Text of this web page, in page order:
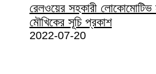
রেলওয়ের সহকারী লোকোমোটিভ
মৌখিকের সূচি প্রকাশ
2022-07-20